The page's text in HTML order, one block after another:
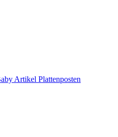
Artikel Plattenposten